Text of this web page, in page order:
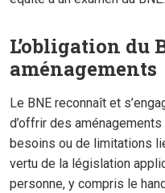
L’obligation du
aménagements
Le BNE reconnaît et
d’offrir des
besoins ou de limitations
vertu de la législation
personne, y compris le